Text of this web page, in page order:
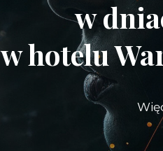
w
w hotelu